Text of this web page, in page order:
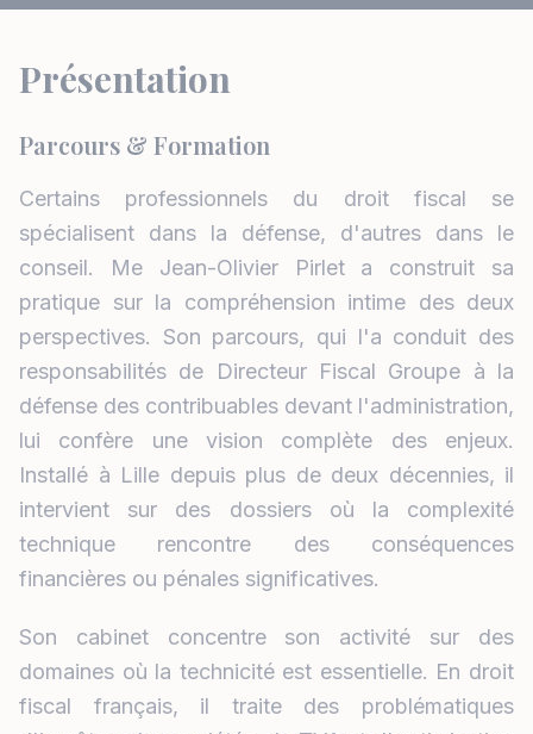
Présentation
Parcours & Formation
Certains professionnels du droit fiscal se
spécialisent dans la défense, d'autres dans le
conseil. Me Jean-Olivier Pirlet a construit sa
pratique sur la compréhension intime des deux
perspectives. Son parcours, qui l'a conduit des
responsabilités de Directeur Fiscal Groupe à la
défense des contribuables devant l'administration,
lui confère une vision complète des enjeux.
Installé à Lille depuis plus de deux décennies, il
intervient sur des dossiers où la complexité
technique rencontre des conséquences
financières ou pénales significatives.
Son cabinet concentre son activité sur des
domaines où la technicité est essentielle. En droit
fiscal français, il traite des problématiques